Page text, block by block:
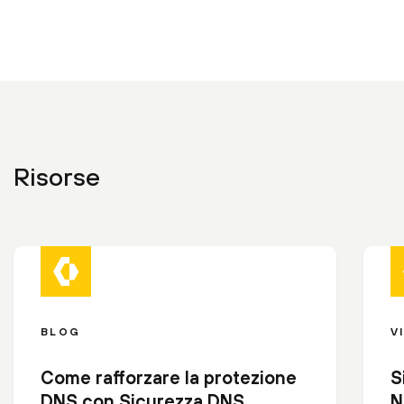
Risorse
BLOG
Come rafforzare la protezione